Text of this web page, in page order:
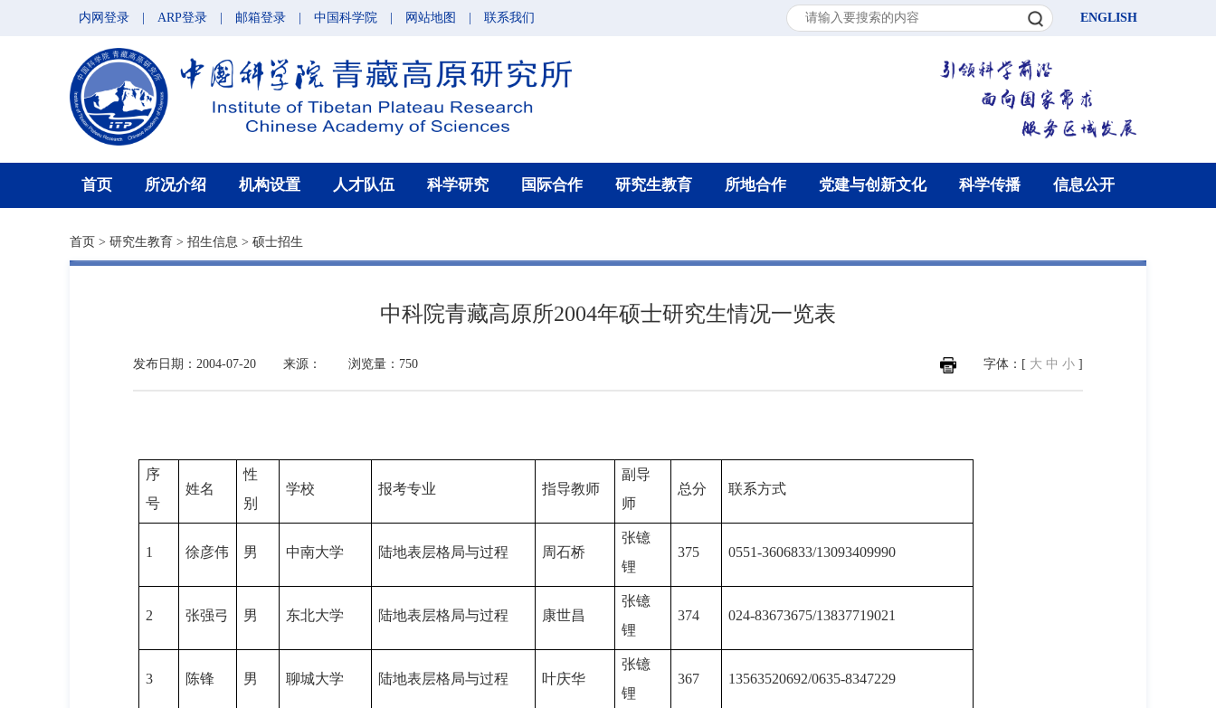
内网登录 ARP登录 邮箱登录 中国科学院 网站地图 联系我们 ENGLISH
首页 所况介绍 机构设置 人才队伍 科学研究 国际合作 研究生教育 所地合作 党建与创新文化 科学传播 信息公开
首页 > 研究生教育 > 招生信息 > 硕士招生
中科院青藏高原所2004年硕士研究生情况一览表
发布日期：2004-07-20 来源： 浏览量：750 字体：[ 大 中 小 ]
序
号
姓名
性
别
学校 报考专业 指导教师
副导
师
总分 联系方式
1 徐彦伟 男 中南大学 陆地表层格局与过程 周石桥
张镱
锂
375 0551-3606833/13093409990
2 张强弓 男 东北大学 陆地表层格局与过程 康世昌
张镱
锂
374 024-83673675/13837719021
3 陈锋 男 聊城大学 陆地表层格局与过程 叶庆华
张镱
锂
367 13563520692/0635-8347229